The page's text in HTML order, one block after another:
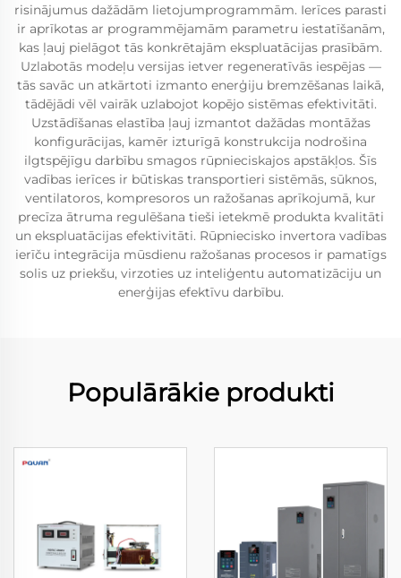
risinājumus dažādām lietojumprogrammām. Ierīces parasti
ir aprīkotas ar programmējamām parametru iestatīšanām,
kas ļauj pielāgot tās konkrētajām ekspluatācijas prasībām.
Uzlabotās modeļu versijas ietver regeneratīvās iespējas —
tās savāc un atkārtoti izmanto enerģiju bremzēšanas laikā,
tādējādi vēl vairāk uzlabojot kopējo sistēmas efektivitāti.
Uzstādīšanas elastība ļauj izmantot dažādas montāžas
konfigurācijas, kamēr izturīgā konstrukcija nodrošina
ilgtspējīgu darbību smagos rūpnieciskajos apstākļos. Šīs
vadības ierīces ir būtiskas transportieri sistēmās, sūknos,
ventilatoros, kompresoros un ražošanas aprīkojumā, kur
precīza ātruma regulēšana tieši ietekmē produkta kvalitāti
un ekspluatācijas efektivitāti. Rūpniecisko invertora vadības
ierīču integrācija mūsdienu ražošanas procesos ir pamatīgs
solis uz priekšu, virzoties uz inteliģentu automatizāciju un
enerģijas efektīvu darbību.
Populārākie produkti